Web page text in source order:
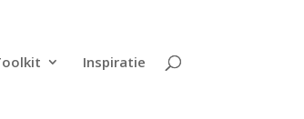
Inspiratie